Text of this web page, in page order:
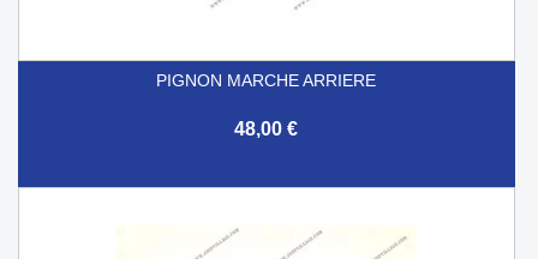
PIGNON MARCHE ARRIERE
48,00 €